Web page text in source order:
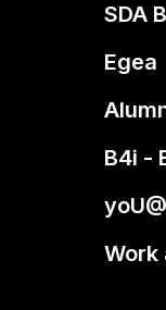
SDA
Egea
B4i -
Work